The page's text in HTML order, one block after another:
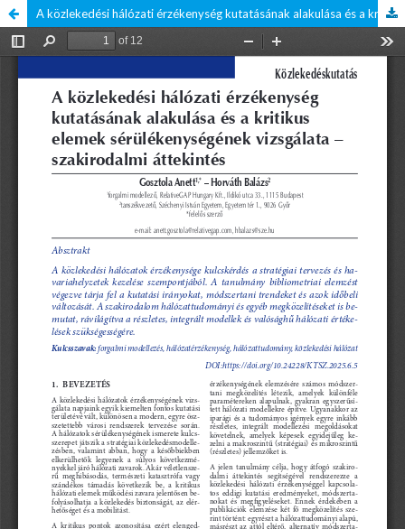
A közlekedési hálózati érzékenység kutatásának alakulása és a kritikus elemek sérülékenységének vizsgálata – szakirodalmi áttekintés